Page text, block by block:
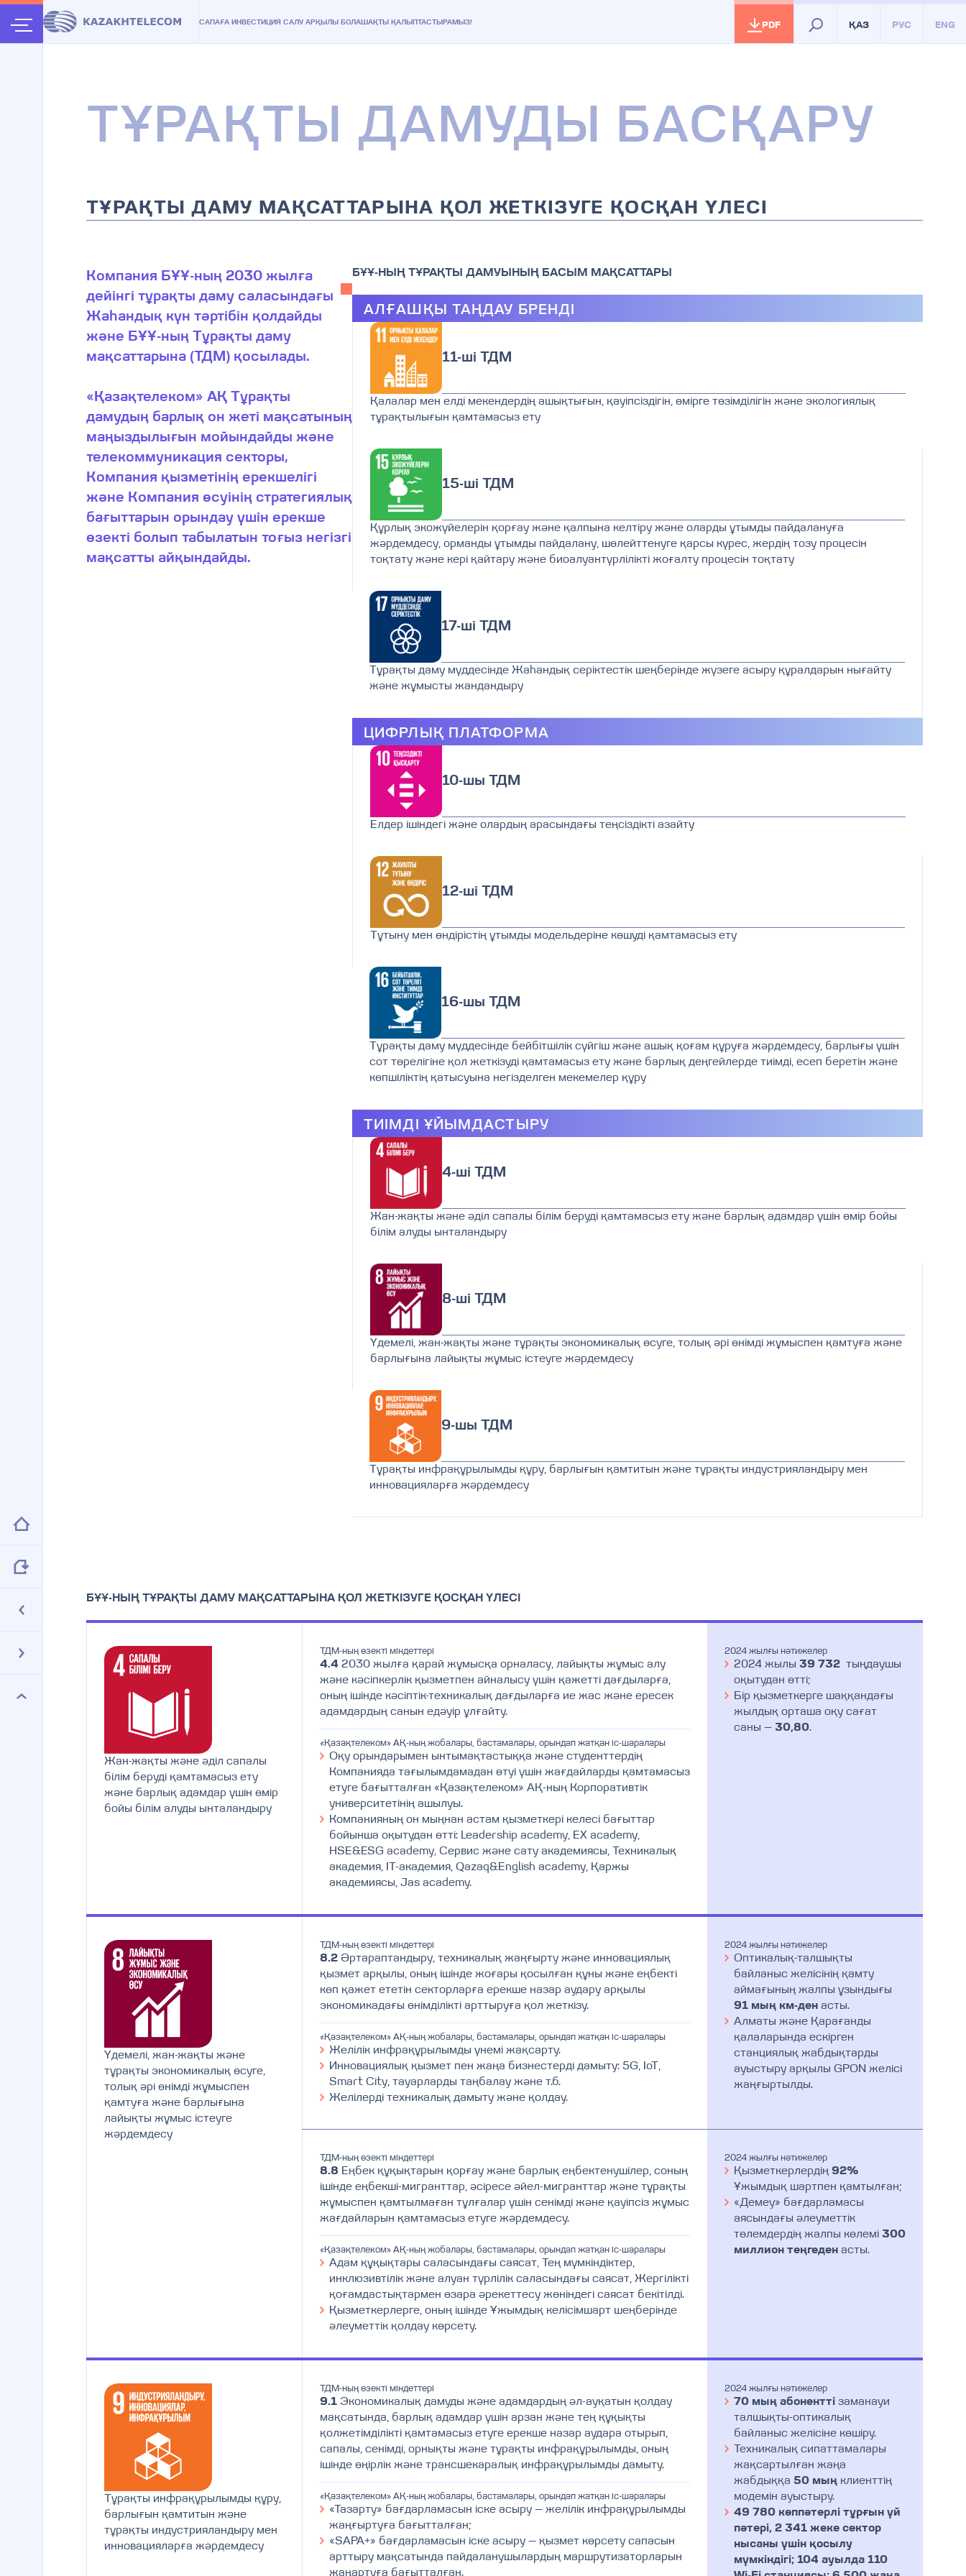
САПАҒА ИНВЕСТИЦИЯ САЛУ АРҚЫЛЫ БОЛАШАҚТЫ ҚАЛЫПТАСТЫРАМЫЗ! PDF ҚАЗ РУС ENG
ТҰРАҚТЫ ДАМУДЫ БАСҚАРУ
ТҰРАҚТЫ ДАМУ МАҚСАТТАРЫНА ҚОЛ ЖЕТКІЗУГЕ ҚОСҚАН ҮЛЕСІ
Компания БҰҰ-ның 2030 жылға
дейінгі тұрақты даму саласындағы
Жаһандық күн тәртібін қолдайды
және БҰҰ-ның Тұрақты даму
мақсаттарына (ТДМ) қосылады.
«Қазақтелеком» АҚ Тұрақты
дамудың барлық он жеті мақсатының
маңыздылығын мойындайды және
телекоммуникация секторы,
Компания қызметінің ерекшелігі
және Компания өсуінің стратегиялық
бағыттарын орындау үшін ­ерекше
өзекті болып табылатын тоғыз ­негізгі
мақсатты айқындайды.
БҰҰ-НЫҢ ТҰРАҚТЫ ДАМУЫНЫҢ БАСЫМ МАҚСАТТАРЫ
АЛҒАШҚЫ ТАҢДАУ БРЕНДІ
11-ші ТДМ
Қалалар мен елді мекендердің ашықтығын, қауіпсіздігін, өмірге төзімділігін және экологиялық
тұрақтылығын қамтамасыз ету
15-ші ТДМ
Құрлық экожүйелерін қорғау және қалпына келтіру және оларды ұтымды пайдалануға
жәрдемдесу, орманды ұтымды пайдалану, шөлейттенуге қарсы күрес, жердің тозу процесін
тоқтату және кері қайтару және биоалуантүрлілікті жоғалту процесін тоқтату
17-ші ТДМ
Тұрақты даму мүддесінде Жаһандық серіктестік шеңберінде жүзеге асыру құралдарын нығайту
және жұмысты жандандыру
ЦИФРЛЫҚ ПЛАТФОРМА
10-шы ТДМ
Елдер ішіндегі және олардың арасындағы теңсіздікті азайту
12-ші ТДМ
Тұтыну мен өндірістің ұтымды модельдеріне көшуді қамтамасыз ету
16-шы ТДМ
Тұрақты даму мүддесінде бейбітшілік сүйгіш және ашық қоғам құруға жәрдемдесу, барлығы үшін
сот төрелігіне қол жеткізуді қамтамасыз ету және барлық деңгейлерде тиімді, есеп беретін және
көпшіліктің қатысуына негізделген мекемелер құру
ТИІМДІ ҰЙЫМДАСТЫРУ
4-ші ТДМ
Жан-жақты және әділ сапалы білім беруді қамтамасыз ету және барлық адамдар үшін өмір бойы
білім алуды ынталандыру
8-ші ТДМ
Үдемелі, жан-жақты және тұрақты экономикалық өсуге, толық әрі өнімді жұмыспен қамтуға және
барлығына лайықты жұмыс істеуге жәрдемдесу
9-шы ТДМ
Тұрақты инфрақұрылымды құру, барлығын қамтитын және тұрақты индустрияландыру мен
инновацияларға жәрдемдесу
БҰҰ-НЫҢ ТҰРАҚТЫ ДАМУ МАҚСАТТАРЫНА ҚОЛ ЖЕТКІЗУГЕ ҚОСҚАН ҮЛЕСІ
Жан-жақты және әділ сапалы
білім беруді қамтамасыз ету
және барлық адамдар үшін өмір
бойы білім алуды ынталандыру
ТДМ-ның өзекті міндеттері
4.4 2030 жылға қарай жұмысқа орналасу, лайықты жұмыс алу
және кәсіпкерлік қызметпен айналысу үшін қажетті дағдыларға,
оның ішінде кәсіптік-техникалық дағдыларға ие жас және ересек
адамдардың санын едәуір ұлғайту.
«Қазақтелеком» АҚ-ның жобалары, бастамалары, орындап жатқан іс-шаралары
Оқу орындарымен ынтымақтастыққа және студенттердің
Компанияда тағылымдамадан өтуі үшін жағдайларды қамтамасыз
етуге бағытталған «Қазақтелеком» АҚ-ның Корпоративтік
университетінің ашылуы.
Компанияның он мыңнан астам қызметкері келесі бағыттар
бойынша оқытудан өтті: Leadership academy, EX academy,
HSE&ESG academy, Сервис және сату академиясы, Техникалық
академия, IT-академия, Qazaq&English academy, Қаржы
академиясы, Jas academy.
2024 жылғы нәтижелер
2024 жылы 39 732 тыңдаушы
оқытудан өтті;
Бір қызметкерге шаққандағы
жылдық орташа оқу сағат
саны — 30,80.
Үдемелі, жан-жақты және
тұрақты экономикалық өсуге,
толық әрі өнімді жұмыспен
қамтуға және барлығына
лайықты жұмыс істеуге
жәрдемдесу
ТДМ-ның өзекті міндеттері
8.2 Әртараптандыру, техникалық жаңғырту және инновациялық
қызмет арқылы, оның ішінде жоғары қосылған құны және еңбекті
көп қажет ететін секторларға ерекше назар аудару арқылы
экономикадағы өнімділікті арттыруға қол жеткізу.
«Қазақтелеком» АҚ-ның жобалары, бастамалары, орындап жатқан іс-шаралары
Желілік инфрақұрылымды үнемі жақсарту.
Инновациялық қызмет пен жаңа бизнестерді дамыту: 5G, IoT,
Smart City, тауарларды таңбалау және т.б.
Желілерді техникалық дамыту және қолдау.
2024 жылғы нәтижелер
Оптикалық-талшықты
байланыс желісінің қамту
аймағының жалпы ұзындығы
91 мың км-ден асты.
Алматы және Қарағанды
қалаларында ескірген
станциялық жабдықтарды
ауыстыру арқылы GPON желісі
жаңғыртылды.
ТДМ-ның өзекті міндеттері
8.8 Еңбек құқықтарын қорғау және барлық еңбектенушілер, соның
ішінде еңбекші-мигранттар, әсіресе әйел-мигранттар және тұрақты
жұмыспен қамтылмаған тұлғалар үшін сенімді және қауіпсіз жұмыс
жағдайларын қамтамасыз етуге жәрдемдесу.
«Қазақтелеком» АҚ-ның жобалары, бастамалары, орындап жатқан іс-шаралары
Адам құқықтары саласындағы саясат, Тең мүмкіндіктер,
инклюзивтілік және алуан түрлілік саласындағы саясат, Жергілікті
қоғамдастықтармен өзара әрекеттесу жөніндегі саясат бекітілді.
Қызметкерлерге, оның ішінде Ұжымдық келісімшарт шеңберінде
әлеуметтік қолдау көрсету.
2024 жылғы нәтижелер
Қызметкерлердің 92%
Ұжымдық шартпен қамтылған;
«Демеу» бағдарламасы
аясындағы әлеуметтік
төлемдердің жалпы көлемі 300
миллион теңгеден асты.
Тұрақты инфрақұрылымды құру,
барлығын қамтитын және
тұрақты индустрияландыру мен
инновацияларға жәрдемдесу
ТДМ-ның өзекті міндеттері
9.1 Экономикалық дамуды және адамдардың әл-ауқатын қолдау
мақсатында, барлық адамдар үшін арзан және тең құқықты
қолжетімділікті қамтамасыз етуге ерекше назар аудара отырып,
сапалы, сенімді, орнықты және тұрақты инфрақұрылымды, оның
ішінде өңірлік және трансшекаралық инфрақұрылымды дамыту.
«Қазақтелеком» АҚ-ның жобалары, бастамалары, орындап жатқан іс-шаралары
«Тазарту» бағдарламасын іске асыру — желілік инфрақұрылымды
жаңғыртуға бағытталған;
«SAPA+» бағдарламасын іске асыру — қызмет көрсету сапасын
арттыру мақсатында пайдаланушылардың маршрутизаторларын
жаңартуға бағытталған.
2024 жылғы нәтижелер
70 мың абонентті заманауи
талшықты-оптикалық
байланыс желісіне көшіру.
Техникалық сипаттамалары
жақсартылған жаңа
жабдыққа 50 мың клиенттің
модемін ауыстыру.
49 780 көппәтерлі тұрғын үй
пәтері, 2 341 жеке сектор
нысаны үшін қосылу
мүмкіндігі; 104 ауылда 110